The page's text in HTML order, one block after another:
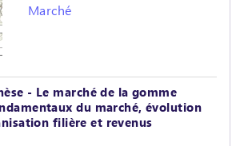
Marché
- Le marché de la gomme
du marché, évolution
filière et revenus